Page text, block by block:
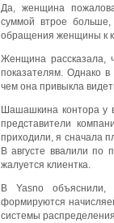
Да, женщина
суммой втрое
обращения женщины к
Женщина рассказала,
показателям. Однако
чем она привыкла
Шашашкина контора у
представители
приходили, я сначала
В августе ввалили по
жалуется клиентка.
В Yasno объяснили,
формируются
системы